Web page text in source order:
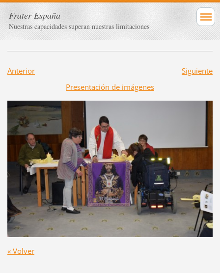
Frater España
Nuestras capacidades superan nuestras limitaciones
Anterior
Siguiente
Presentación de imágenes
« Volver